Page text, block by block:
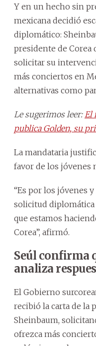
Y en un hecho sin
mexicana decidió
diplomático:
presidente de Corea
solicitar su
más conciertos en
alternativas como
Le sugerimos leer: El
publica Golden, su
La mandataria
favor de los jóvenes
“Es por los jóvenes
solicitud diplomática
que estamos
Corea”, afirmó.
Seúl confirma
analiza
El Gobierno
recibió la carta de la
Sheinbaum,
ofrezca más